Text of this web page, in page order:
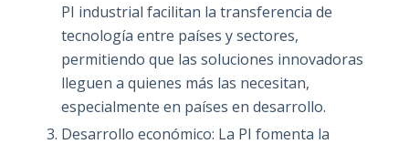
PI industrial facilitan la transferencia de
tecnología entre países y sectores,
permitiendo que las soluciones innovadoras
lleguen a quienes más las necesitan,
especialmente en países en desarrollo.
Desarrollo económico: La PI fomenta la